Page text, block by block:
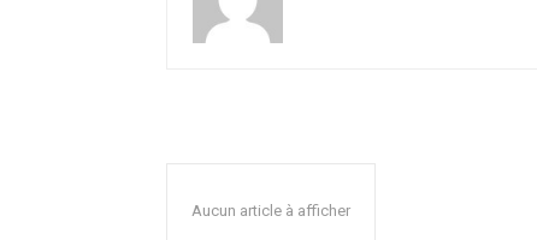
Aucun article à afficher